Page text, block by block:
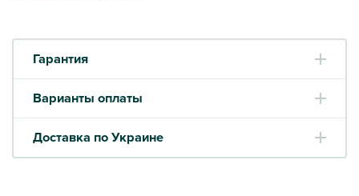
Гарантия
Варианты оплаты
Доставка по Украине